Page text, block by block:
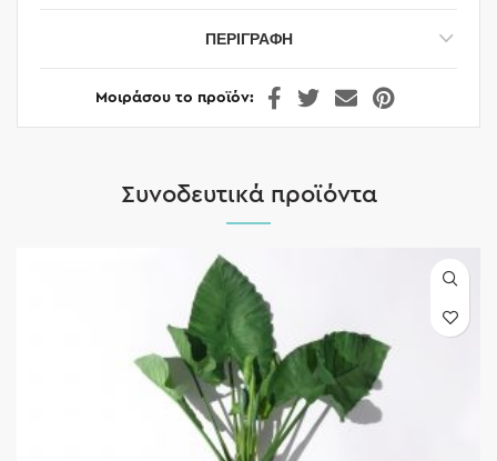
ΠΕΡΙΓΡΑΦΉ
Μοιράσου το προϊόν
Συνοδευτικά προϊόντα